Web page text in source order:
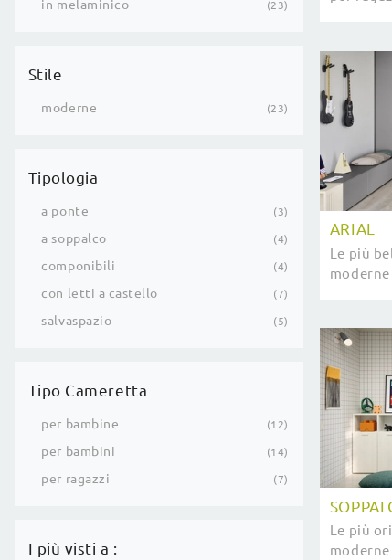
in melaminico 23
Stile
moderne 23
Tipologia
a ponte 3
a soppalco 4
componibili 4
con letti a castello 7
salvaspazio 5
Tipo Cameretta
per bambine 12
per bambini 14
per ragazzi 7
I più visti a :
ARIAL
Le più
Le più